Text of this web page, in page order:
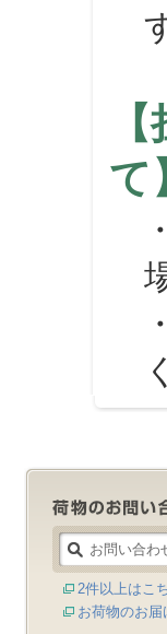
て
2件以上はこ
お荷物のお